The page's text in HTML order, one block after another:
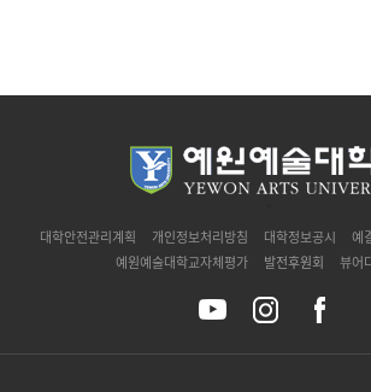
대학안전관리계획 개인정보처리방침 대학정보공시 예
예원예술대학교자체평가
발전후원회 뷰어